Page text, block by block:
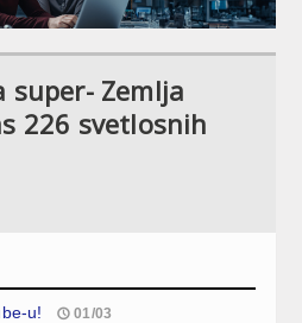
super- Zemlja
226 svetlosnih
u! 01/03